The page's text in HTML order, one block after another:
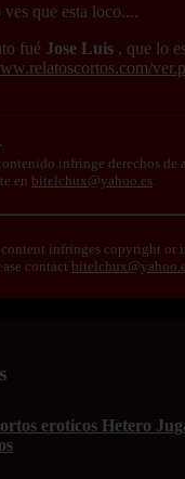
que esta loco....
fué Jose Luis , que lo
infringe derechos de
en bitelchux@yahoo.es
infringes copyright or
contact
eroticos Hetero